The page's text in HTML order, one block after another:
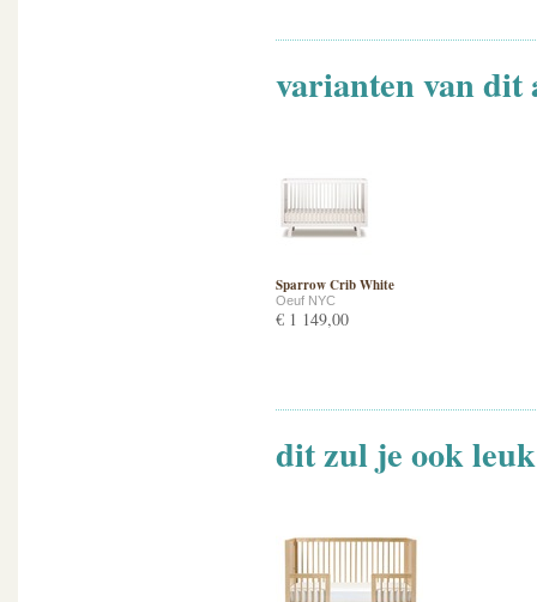
varianten van
Sparrow Crib White
Oeuf NYC
€ 1 149,00
dit zul je ook